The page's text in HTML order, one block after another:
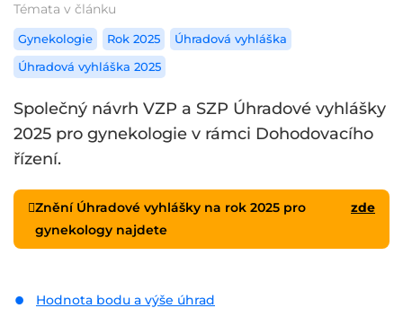
Témata v článku
Gynekologie Rok 2025
Úhradová vyhláška
Úhradová vyhláška 2025
Společný návrh VZP a SZP Úhradové vyhlášky
2025 pro gynekologie v rámci Dohodovacího
řízení.
Znění Úhradové vyhlášky na rok 2025 pro
gynekology najdete
zde
Hodnota bodu a výše úhrad